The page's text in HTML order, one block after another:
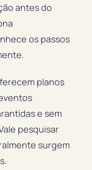
antes do
os passos
planos
e sem
pesquisar
surgem